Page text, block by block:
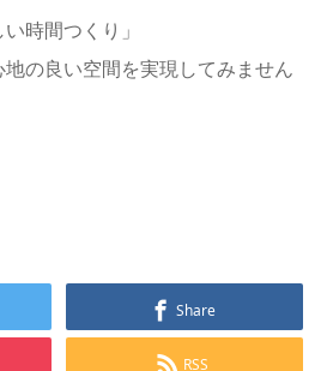
時間つくり」
の良い空間を実現してみません
Share
RSS